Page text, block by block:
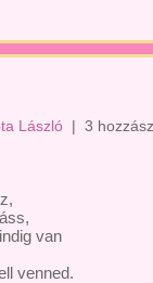
László | 3
van
venned.